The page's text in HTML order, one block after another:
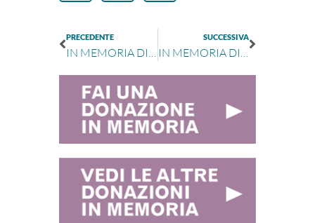
PRECEDENTE
IN MEMORIA DI CHIARA MELANDRI
SUCCESSIVA
IN MEMORIA DI FRANCESCO ALIPRANDI